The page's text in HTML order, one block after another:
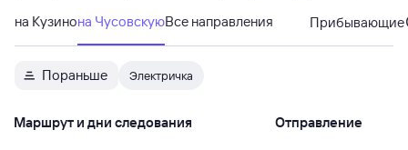
на Кузинона ЧусовскуюВсе направления Прибывающие
Пораньше Электричка
Маршрут и дни следования Отправление